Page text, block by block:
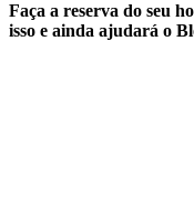
Faça a reserva do seu
isso e ainda ajudará o